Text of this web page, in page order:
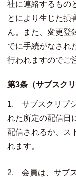
社に連絡するもの
とにより生じた損
ん。また、変更登
でに手続がなされ
行われますのでご
第3条（サブスク
1. サブスクリプ
れた所定の配信日
配信されるか、ス
れます。
2. 会員は、サブ